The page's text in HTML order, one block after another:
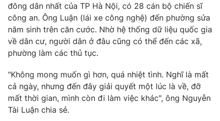
Theo dõi báo trên
Cơ quan chủ quản: Đài Truyền hình Việt Nam
Cơ quan báo chí:
Giấy phép hoạt động báo in và báo điện tử số 483/GP-BTTTT
cấp ngày 29/12/2023
Tổng Biên tập:Vũ Thanh Thủy
Phó Tổng Biên tập:
đông dân nhất của TP Hà Nội, có 28 cán bộ chiến sĩ
công an. Ông Luận (lái xe công nghệ) đến phường sửa
năm sinh trên căn cước. Nhờ hệ thống dữ liệu quốc gia
về dân cư, người dân ở đâu cũng có thể đến các xã,
phường làm các thủ tục.
"Không mong muốn gì hơn, quá nhiệt tình. Nghĩ là mất
cả ngày, nhưng đến đây giải quyết một lúc là về, đỡ
mất thời gian, mình còn đi làm việc khác", ông Nguyễn
Tài Luận chia sẻ.